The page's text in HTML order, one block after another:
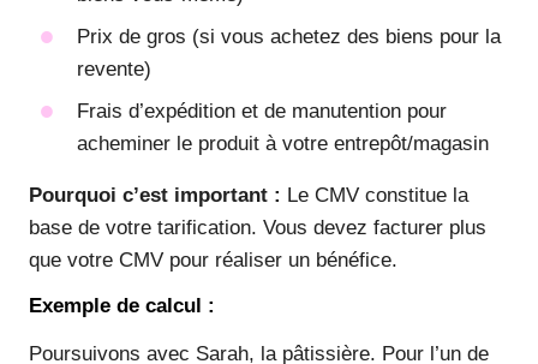
Prix de gros (si vous achetez des biens pour la
revente)
Frais d’expédition et de manutention pour
acheminer le produit à votre entrepôt/magasin
Pourquoi c’est important : Le CMV constitue la
base de votre tarification. Vous devez facturer plus
que votre CMV pour réaliser un bénéfice.
Exemple de calcul :
Poursuivons avec Sarah, la pâtissière. Pour l’un de